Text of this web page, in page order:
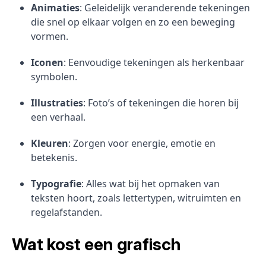
Animaties: Geleidelijk veranderende tekeningen
die snel op elkaar volgen en zo een beweging
vormen.
Iconen: Eenvoudige tekeningen als herkenbaar
symbolen.
Illustraties: Foto’s of tekeningen die horen bij
een verhaal.
Kleuren: Zorgen voor energie, emotie en
betekenis.
Typografie: Alles wat bij het opmaken van
teksten hoort, zoals lettertypen, witruimten en
regelafstanden.
Wat kost een grafisch